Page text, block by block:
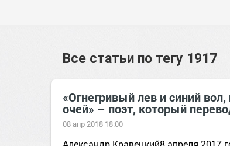
Все статьи по тегу 1917
«Огнегривый лев и синий
очей» – поэт, который
08 апр 2018 18:00